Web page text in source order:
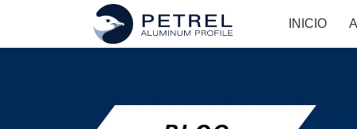
content
INICIO